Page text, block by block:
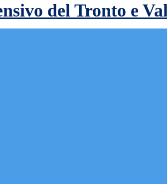
del Tronto e